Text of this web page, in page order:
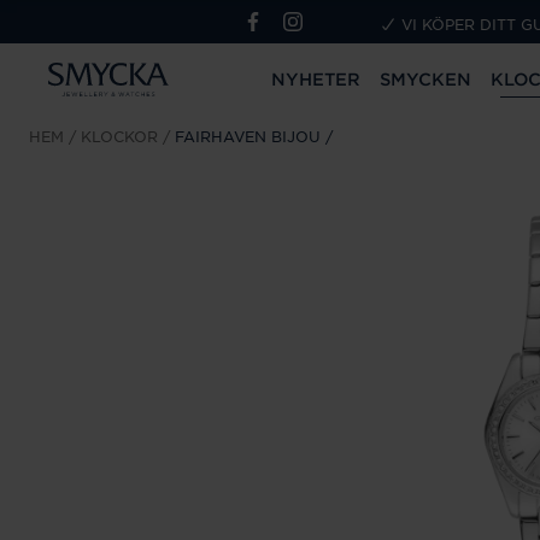
VI KÖPER DITT
NYHETER SMYCKEN
HEM KLOCKOR FAIRHAVEN BIJOU